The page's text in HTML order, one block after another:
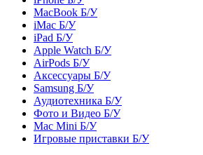
MacBook Б/У
iMac Б/У
iPad Б/У
Apple Watch Б/У
AirPods Б/У
Аксессуары Б/У
Samsung Б/У
Аудиотехника Б/У
Фото и Видео Б/У
Mac Mini Б/У
Игровые приставки Б/У